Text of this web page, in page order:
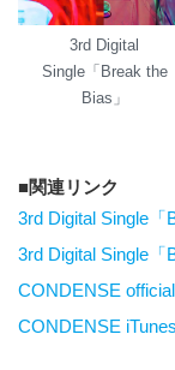
3rd Digital
Single「Break the
Bias」
関連リンク
3rd Digital Single
3rd Digital Single
CONDENSE
CONDENSE